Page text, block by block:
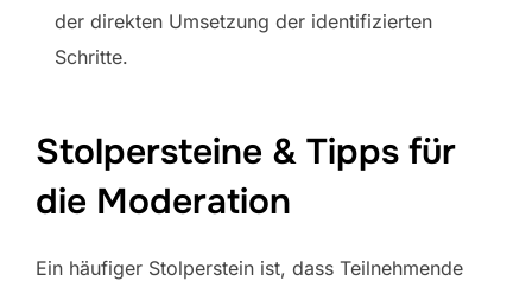
der direkten Umsetzung der identifizierten
Schritte.
Stolpersteine & Tipps für
die Moderation
Ein häufiger Stolperstein ist, dass Teilnehmende